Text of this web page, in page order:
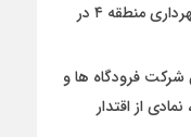
خدمات رسانی موکب محبان الرضای شهرداری منطقه ۴ در
شرکت فرودگاه ها و
از اقتدار